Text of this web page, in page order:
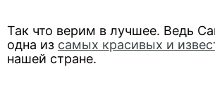
Так что верим в лучшее. Ведь
одна из самых красивых и
нашей стране.